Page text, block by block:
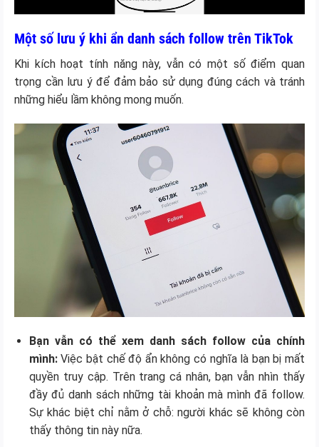
Một số lưu ý khi ẩn danh sách follow trên TikTok
Khi kích hoạt tính năng này, vẫn có một số điểm quan
trọng cần lưu ý để đảm bảo sử dụng đúng cách và tránh
những hiểu lầm không mong muốn.
Bạn vẫn có thể xem danh sách follow của chính
mình:Việc bật chế độ ẩn không có nghĩa là bạn bị mất
quyền truy cập. Trên trang cá nhân, bạn vẫn nhìn thấy
đầy đủ danh sách những tài khoản mà mình đã follow.
Sự khác biệt chỉ nằm ở chỗ: người khác sẽ không còn
thấy thông tin này nữa.